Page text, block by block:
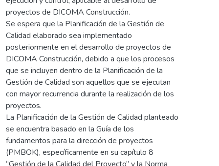
proyectos de DICOMA Construcción.
Se espera que la Planificación de la Gestión de
Calidad elaborado sea implementado
posteriormente en el desarrollo de proyectos de
DICOMA Construcción, debido a que los procesos
que se incluyen dentro de la Planificación de la
Gestión de Calidad son aquellos que se ejecutan
con mayor recurrencia durante la realización de los
proyectos.
La Planificación de la Gestión de Calidad planteado
se encuentra basado en la Guía de los
fundamentos para la dirección de proyectos
(PMBOK), específicamente en su capítulo 8